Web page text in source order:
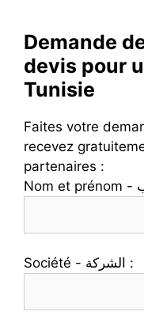
Demande
devis pour
Tunisie
Faites votre
recevez
partenaires :
Société - الشركة :